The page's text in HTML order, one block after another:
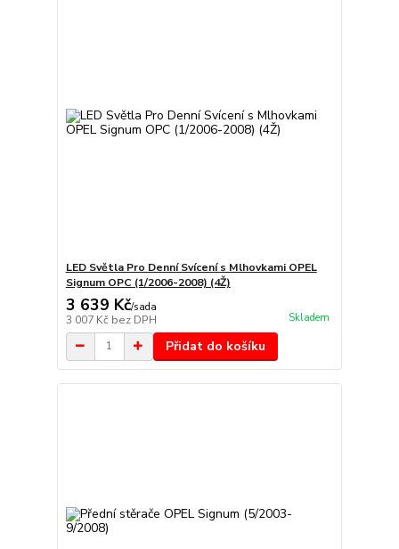
LED Světla Pro Denní Svícení s Mlhovkami OPEL
Signum OPC (1/2006-2008) (4Ž)
3 639 Kč/sada
3 007 Kč bez DPH Skladem
Přidat do košíku